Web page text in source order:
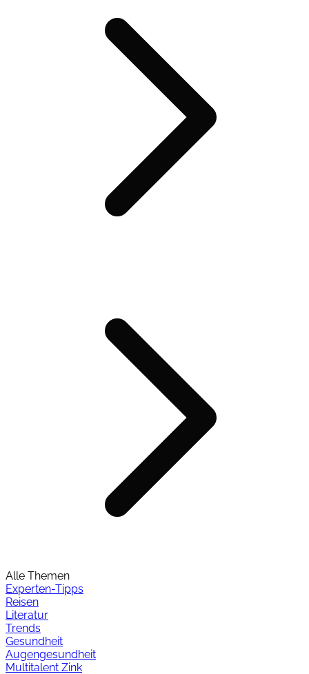
Alle Themen
Experten-Tipps
Reisen
Literatur
Trends
Gesundheit
Augengesundheit
Multitalent Zink